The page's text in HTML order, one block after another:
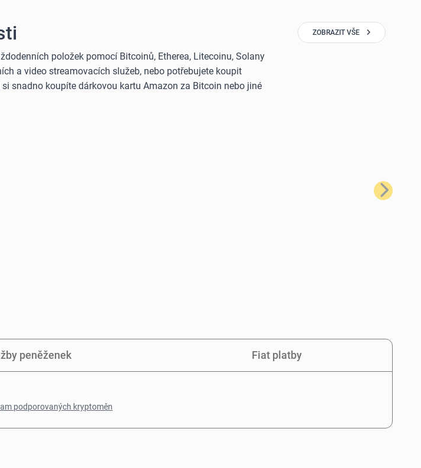
položek pomocí Bitcoinů, Etherea, Litecoinu, Solany
a video streamovacích služeb, nebo potřebujete koupit
snadno koupíte dárkovou kartu Amazon za Bitcoin nebo jiné
ZOBRAZIT VŠE
Další
peněženek Fiat platby
podporovaných kryptoměn